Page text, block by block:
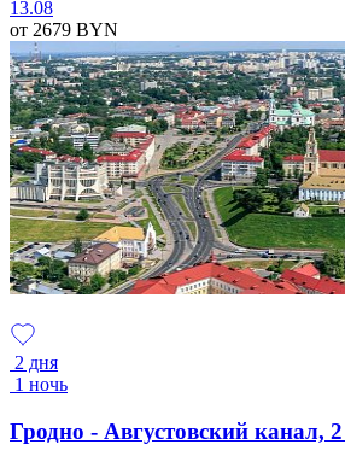
13.08
от 2679 BYN
2 дня
1 ночь
Гродно - Августовский канал,